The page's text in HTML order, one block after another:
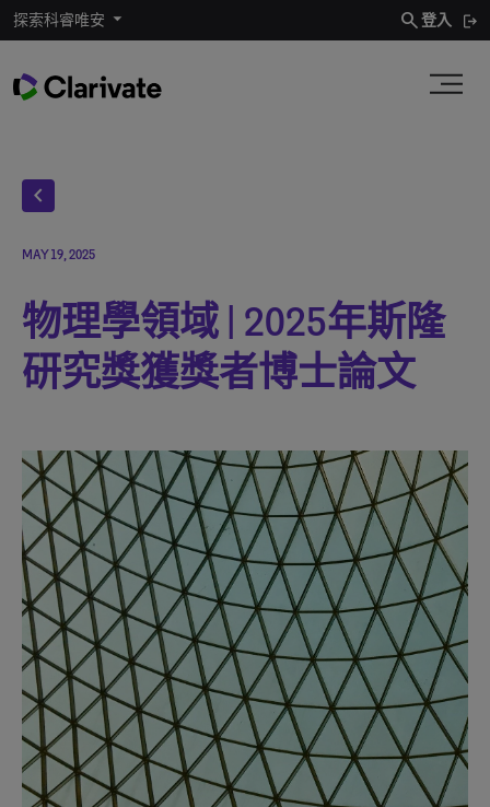
探索科睿唯安 search登入
chevron_left
MAY 19, 2025
物理學領域 | 2025年斯隆
研究獎獲獎者博士論文